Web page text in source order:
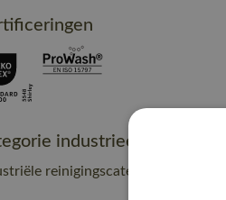
industrieel onderhoud
reinigingscategorie A1